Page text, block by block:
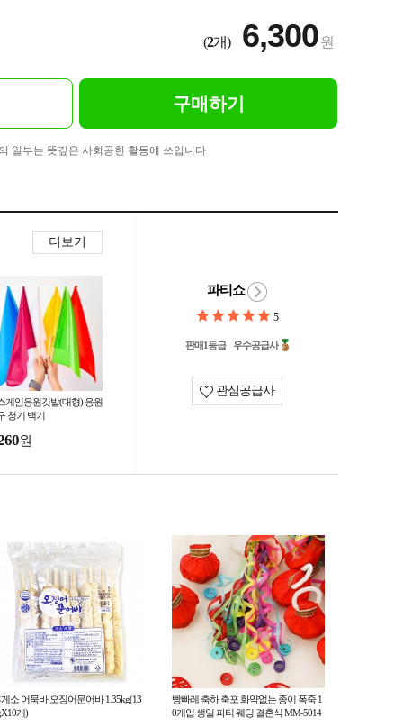
(2개) 6,300원
구매하기
일부는 뜻깊은 사회공헌 활동에 쓰입니다
더보기
게임응원깃발(대형) 응원
청기 백기
원
파티쇼
5
판매1등급 우수공급사
관심공급사
소 어묵바 오징어문어바 1.35kg(13
개)
빵빠레 축하 축포 화약없는 종이 폭죽 1
0개입 생일 파티 웨딩 결혼식 MM-5014